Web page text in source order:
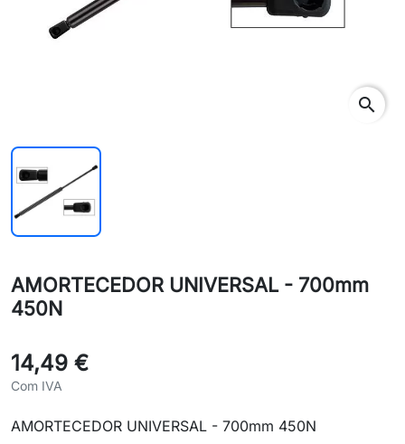
search
AMORTECEDOR UNIVERSAL - 700mm
450N
14,49 €
Com IVA
AMORTECEDOR UNIVERSAL - 700mm 450N